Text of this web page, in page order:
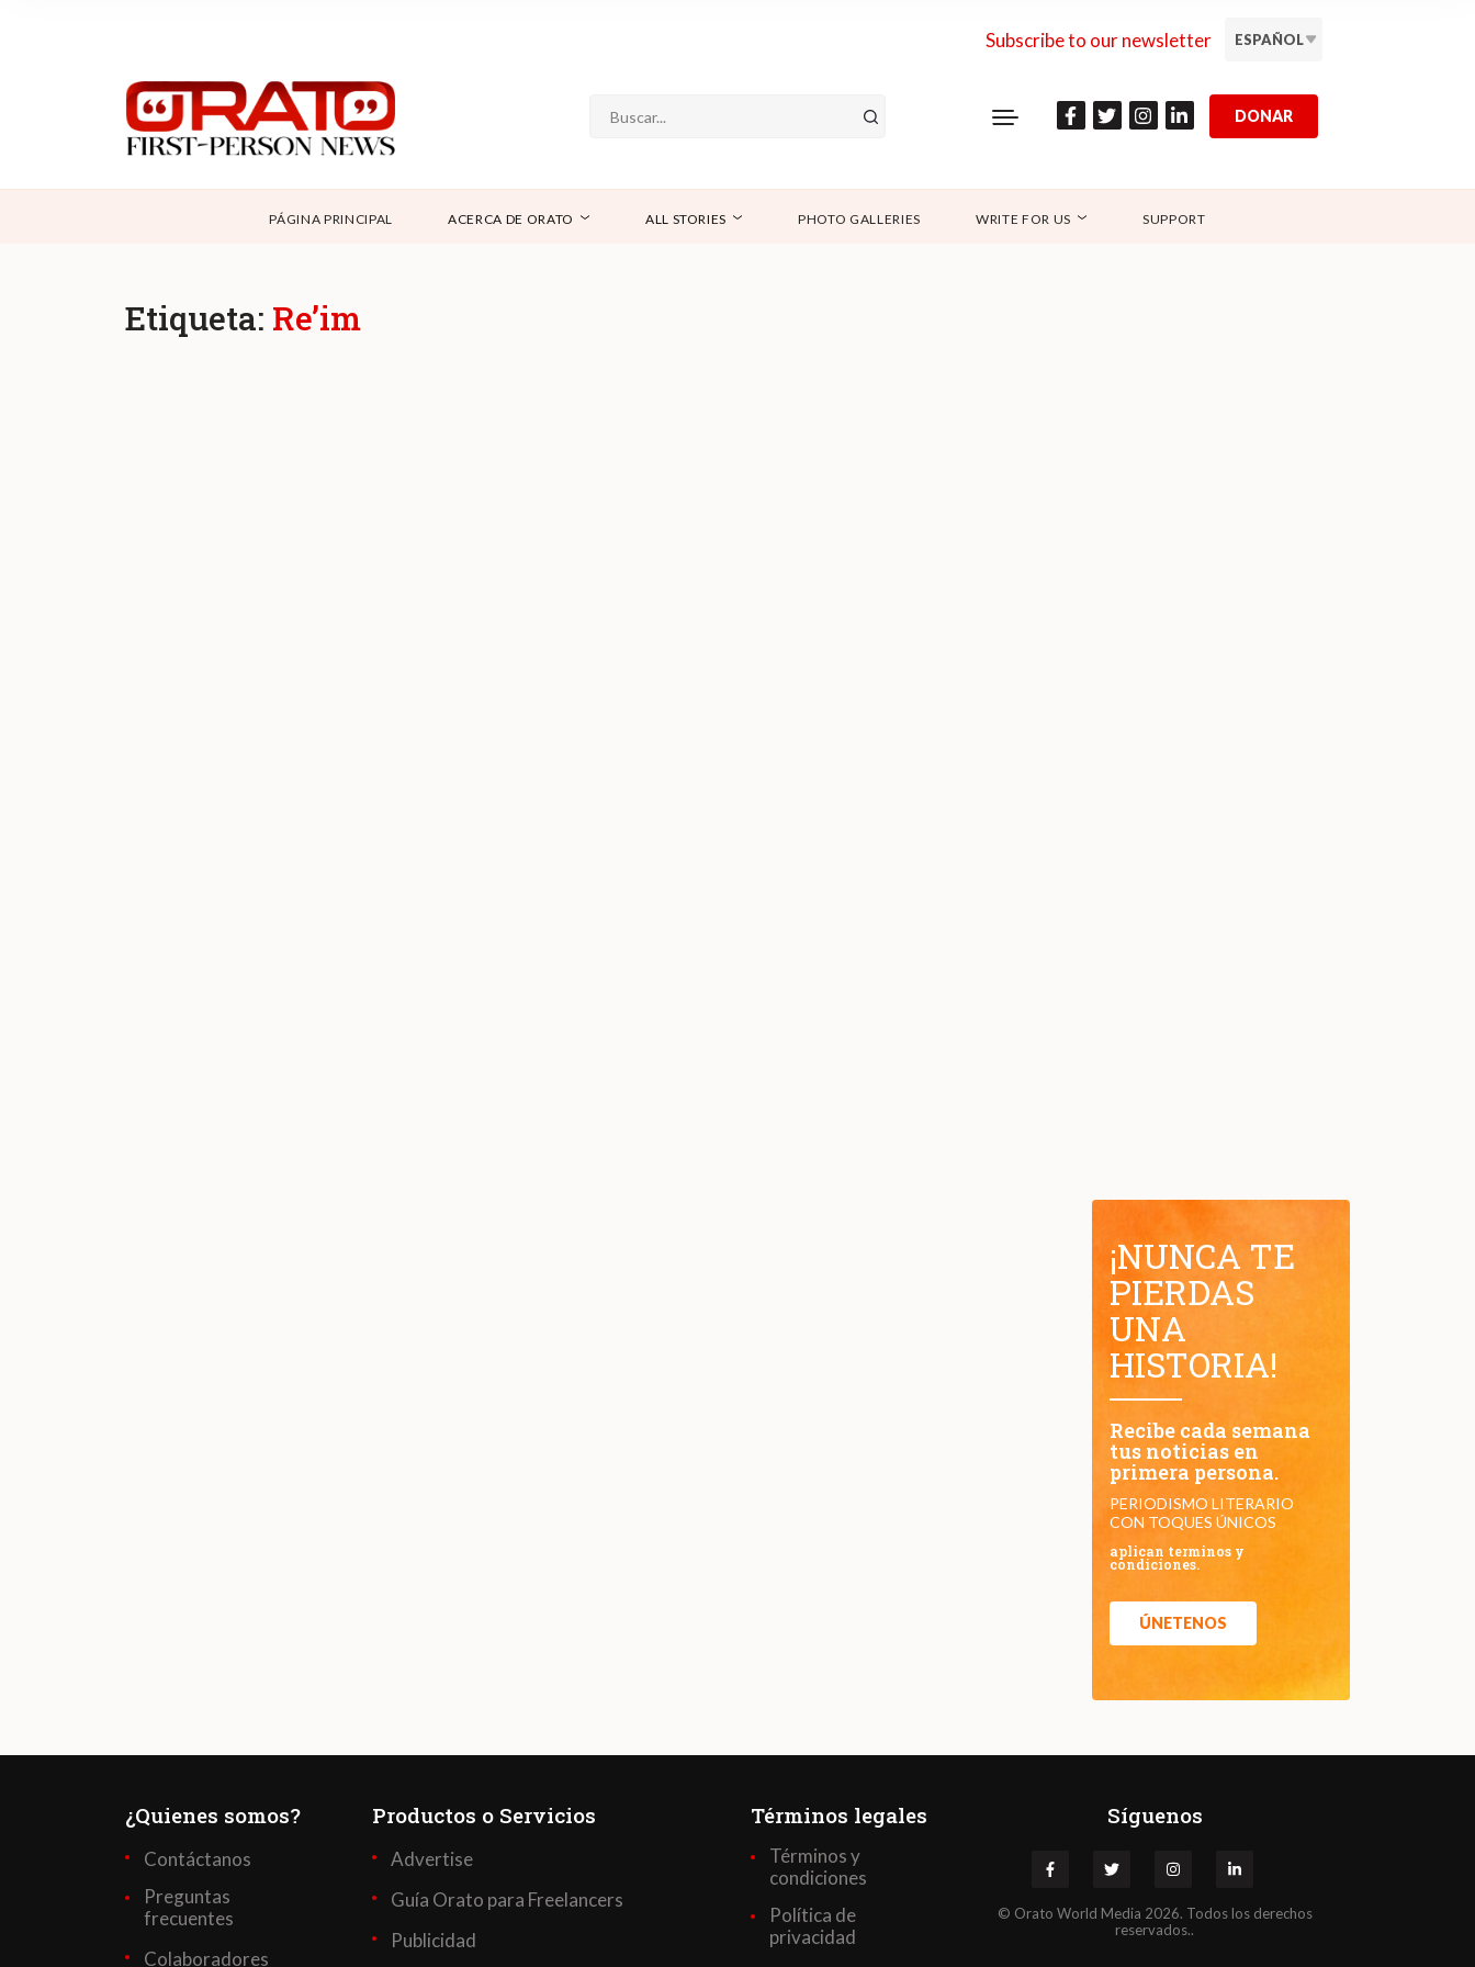
Subscribe to our newsletter ESPAÑOL
SUPPORT
CONTÁCTANOS
DONAR
PÁGINA PRINCIPAL ACERCA DE ORATO ALL STORIES PHOTO GALLERIES WRITE FOR US SUPPORT
Etiqueta: Re’im
¡NUNCA TE
PIERDAS
UNA
HISTORIA!
Recibe cada semana
tus noticias en
primera persona.
PERIODISMO LITERARIO
CON TOQUES ÚNICOS
aplican terminos y
condiciones.
ÚNETENOS
¿Quienes somos?
Contáctanos
Preguntas
frecuentes
Colaboradores
Productos o Servicios
Advertise
Guía Orato para Freelancers
Publicidad
Términos legales
Términos y
condiciones
Política de
privacidad
Síguenos
© Orato World Media 2026. Todos los derechos
reservados..